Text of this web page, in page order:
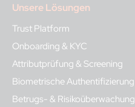
Unsere Lösungen
Trust Platform
Onboarding & KYC
Attributprüfung & Screening
Biometrische Authentifizierung
Betrugs- & Risikoüberwachung